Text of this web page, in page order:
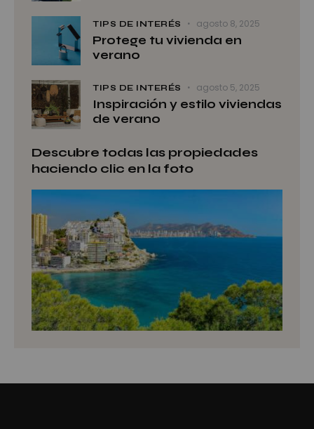
TIPS DE INTERÉS agosto 8, 2025
Protege tu vivienda en
verano
TIPS DE INTERÉS agosto 5, 2025
Inspiración y estilo viviendas
de verano
Descubre todas las propiedades
haciendo clic en la foto